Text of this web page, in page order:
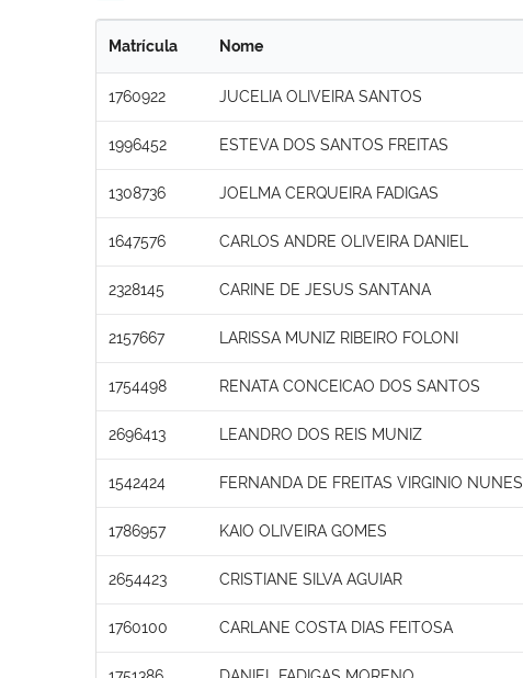
Matrícula Nome
1760922 JUCELIA OLIVEIRA SANTOS
1996452 ESTEVA DOS SANTOS FREITAS
1308736 JOELMA CERQUEIRA FADIGAS
1647576 CARLOS ANDRE OLIVEIRA DANIEL
2328145 CARINE DE JESUS SANTANA
2157667 LARISSA MUNIZ RIBEIRO FOLONI
1754498 RENATA CONCEICAO DOS SANTOS
2696413 LEANDRO DOS REIS MUNIZ
1542424 FERNANDA DE FREITAS VIRGINIO NUNES
1786957 KAIO OLIVEIRA GOMES
2654423 CRISTIANE SILVA AGUIAR
1760100 CARLANE COSTA DIAS FEITOSA